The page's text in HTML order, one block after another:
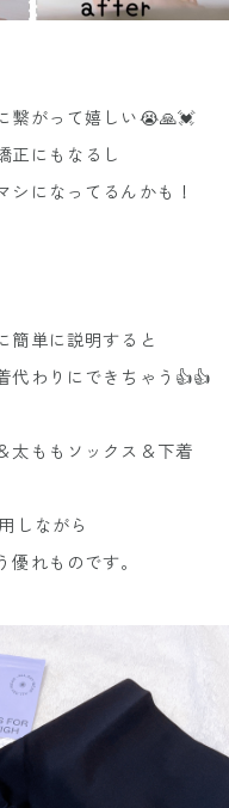
繋がって嬉しい😭🙏💓
正にもなるし
シになってるんかも！
簡単に説明すると
代わりにできちゃう👍👍
太ももソックス＆下着
しながら
優れものです。